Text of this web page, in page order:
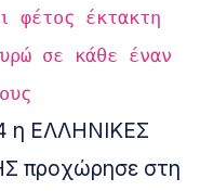
φέτος έκτακτη
σε κάθε έναν
η ΕΛΛΗΝΙΚΕΣ
προχώρησε στη